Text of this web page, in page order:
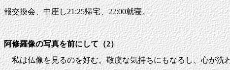
報交換会、中座し21:25帰宅、22:00就寝。
阿修羅像の写真を前にして（2）
私は仏像を見るのを好む。敬虔な気持ちにもなるし、心が洗